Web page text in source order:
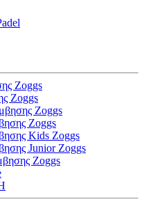
Zoggs
Zoggs
Zoggs
Zoggs
Kids Zoggs
Junior Zoggs
Zoggs